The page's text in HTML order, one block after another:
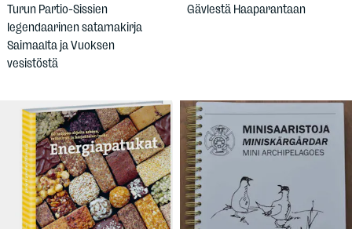
Turun Partio-Sissien
legendaarinen satamakirja
Saimaalta ja Vuoksen
vesistöstä
Gävlestä Haaparantaan